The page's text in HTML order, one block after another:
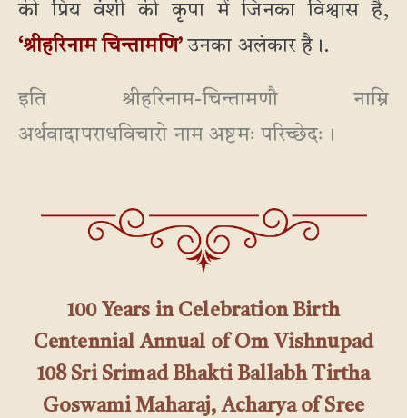
की प्रिय वंशी की कृपा में जिनका विश्वास है,
‘श्रीहरिनाम चिन्तामणि’उनका अलंकार है।.
इति श्रीहरिनाम-चिन्तामणौ नाम्नि
अर्थवादापराधविचारो नाम अष्टमः परिच्छेदः।
100 Years in Celebration Birth
Centennial Annual of Om Vishnupad
108 Sri Srimad Bhakti Ballabh Tirtha
Goswami Maharaj, Acharya of Sree